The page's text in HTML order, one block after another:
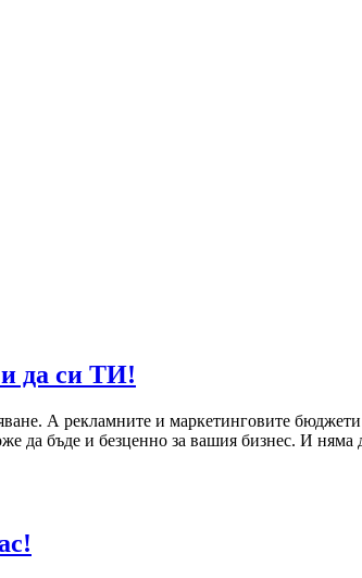
да си ТИ!
А рекламните и маркетинговите
да бъде и безценно за вашия бизнес. И